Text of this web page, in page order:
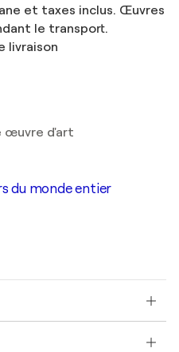
et taxes inclus. Œuvres
le transport.
livraison
œuvre d'art
du monde entier